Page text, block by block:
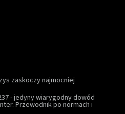
zaskoczy najmocniej
- jedyny wiarygodny dowód
Przewodnik po normach i